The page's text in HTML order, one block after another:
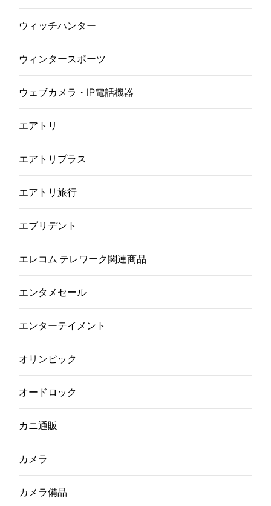
ウィッチハンター
ウィンタースポーツ
ウェブカメラ・IP電話機器
エアトリ
エアトリプラス
エアトリ旅行
エブリデント
エレコム テレワーク関連商品
エンタメセール
エンターテイメント
オリンピック
オードロック
カニ通販
カメラ
カメラ備品